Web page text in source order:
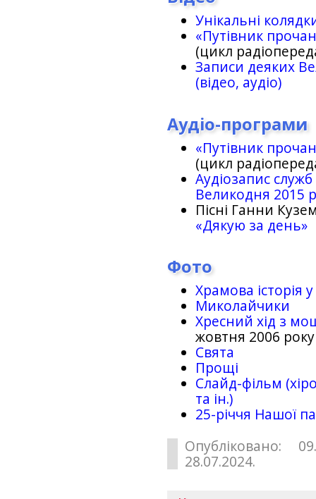
Унікальні
«Путівник
(цикл
Записи деяких
(відео, аудіо)
Аудіо-програми
«Путівник
(цикл
Аудіозапис
Великодня 2015
Пісні Ганни
«Дякую за день»
Фото
Храмова історія
Миколайчики
Хресний хід з
жовтня 2006 року
Свята
Прощі
Слайд-фільм
та ін.)
25-рiччя Нашої
Опубліковано:
28.07.2024.